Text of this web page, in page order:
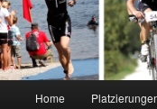
Home